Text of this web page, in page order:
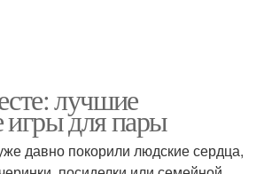
лучшие
игры для пары
давно покорили людские сердца,